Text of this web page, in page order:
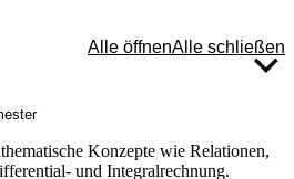
Alle öffnenAlle schließen
Konzepte wie Relationen,
und Integralrechnung.